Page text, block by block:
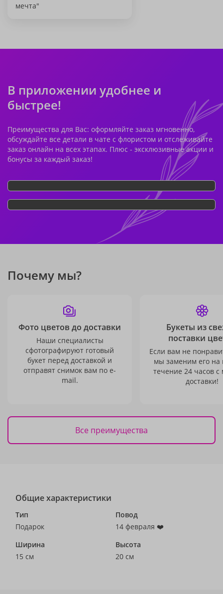
мечта"
В приложении удобнее и
быстрее!
Преимущества для Вас: оформляйте заказ мгновенно,
обсуждайте все детали в чате с флористом и отслеживайте
заказ онлайн на всех этапах. Плюс - эксклюзивные акции и
бонусы за каждый заказ!
Почему мы?
Фото цветов до доставки
Наши специалисты
сфотографируют готовый
букет перед доставкой и
отправят снимок вам по e-
mail.
Букеты из
поставки
Если вам не
мы заменим его на
течение 24 часов с
доставки!
Все преимущества
Общие характеристики
Тип
Подарок
Повод
14 февраля ❤️
Ширина
15 см
Высота
20 см